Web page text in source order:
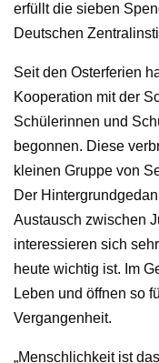
erfüllt die sieben
Deutschen
Seit den Osterferien
Kooperation mit der
Schülerinnen und
begonnen. Diese
kleinen Gruppe von
Der
Austausch zwischen
interessieren sich
heute wichtig ist. Im
Leben und öffnen so
Vergangenheit.
„Menschlichkeit ist